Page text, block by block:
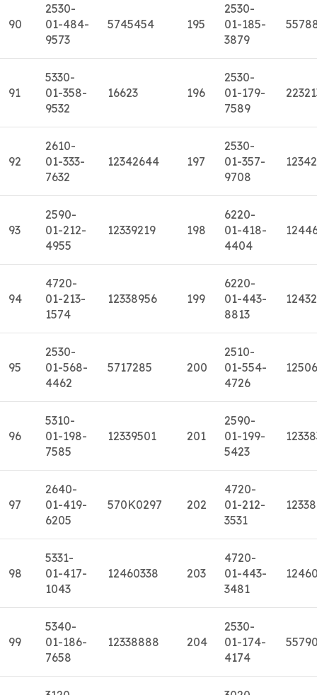
90
2530-
01-484-
9573
5745454 195
2530-
01-185-
3879
91
5330-
01-358-
9532
16623 196
2530-
01-179-
7589
92
2610-
01-333-
7632
12342644 197
2530-
01-357-
9708
93
2590-
01-212-
4955
12339219 198
6220-
01-418-
4404
94
4720-
01-213-
1574
12338956 199
6220-
01-443-
8813
95
2530-
01-568-
4462
5717285 200
2510-
01-554-
4726
96
5310-
01-198-
7585
12339501 201
2590-
01-199-
5423
97
2640-
01-419-
6205
570K0297 202
4720-
01-212-
3531
98
5331-
01-417-
1043
12460338 203
4720-
01-443-
3481
99
5340-
01-186-
7658
12338888 204
2530-
01-174-
4174